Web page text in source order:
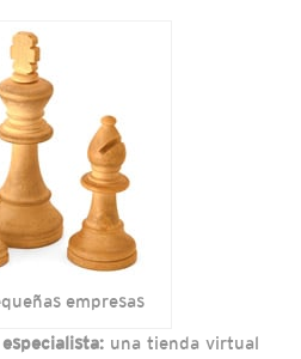
empresas
una tienda virtual